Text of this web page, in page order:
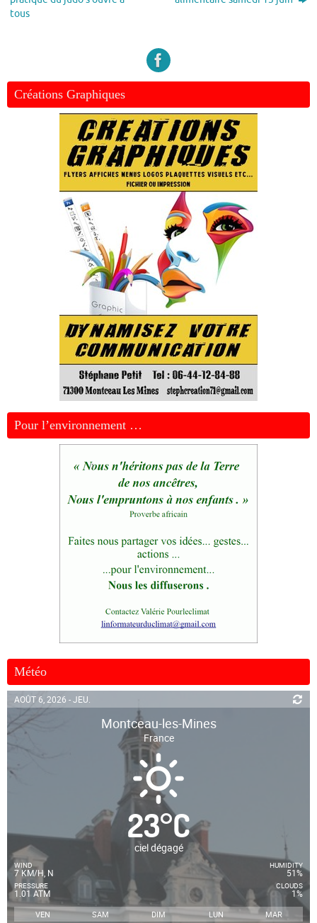
tous
Créations Graphiques
Pour l’environnement …
Météo
AOÛT 6, 2026 - JEU.
Montceau-les-Mines
France
23°C
ciel dégagé
WIND
7 KM/H, N
PRESSURE
1.01 ATM
HUMIDITY
51%
CLOUDS
1%
VEN SAM DIM LUN MAR